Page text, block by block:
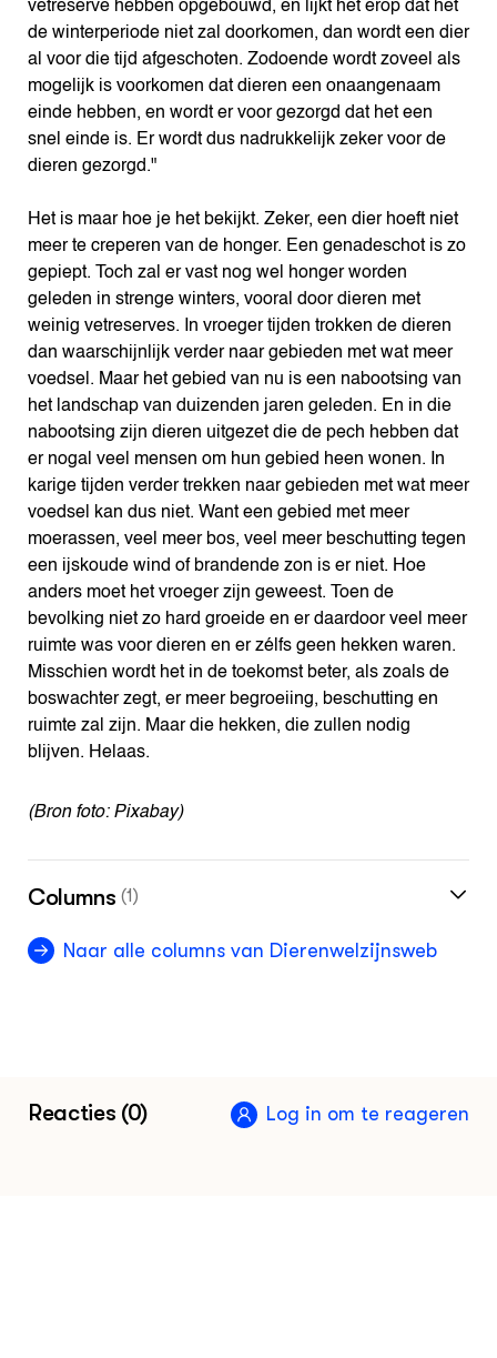
vetreserve hebben opgebouwd, en lijkt het erop dat het
de winterperiode niet zal doorkomen, dan wordt een dier
al voor die tijd afgeschoten. Zodoende wordt zoveel als
mogelijk is voorkomen dat dieren een onaangenaam
einde hebben, en wordt er voor gezorgd dat het een
snel einde is. Er wordt dus nadrukkelijk zeker voor de
dieren gezorgd."
Het is maar hoe je het bekijkt. Zeker, een dier hoeft niet
meer te creperen van de honger. Een genadeschot is zo
gepiept. Toch zal er vast nog wel honger worden
geleden in strenge winters, vooral door dieren met
weinig vetreserves. In vroeger tijden trokken de dieren
dan waarschijnlijk verder naar gebieden met wat meer
voedsel. Maar het gebied van nu is een nabootsing van
het landschap van duizenden jaren geleden. En in die
nabootsing zijn dieren uitgezet die de pech hebben dat
er nogal veel mensen om hun gebied heen wonen. In
karige tijden verder trekken naar gebieden met wat meer
voedsel kan dus niet. Want een gebied met meer
moerassen, veel meer bos, veel meer beschutting tegen
een ijskoude wind of brandende zon is er niet. Hoe
anders moet het vroeger zijn geweest. Toen de
bevolking niet zo hard groeide en er daardoor veel meer
ruimte was voor dieren en er zélfs geen hekken waren.
Misschien wordt het in de toekomst beter, als zoals de
boswachter zegt, er meer begroeiing, beschutting en
ruimte zal zijn. Maar die hekken, die zullen nodig
blijven. Helaas.
(Bron foto: Pixabay)
Columns (1)
Naar alle columns van Dierenwelzijnsweb
Reacties (0) Log in om te reageren